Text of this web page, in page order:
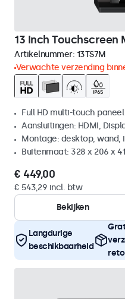
13 Inch Touchscreen
Artikelnummer: 13TS7M
Verwachte verzending
Full HD multi-touch paneel
Aansluitingen: HDMI,
Montage: desktop, wand,
Buitenmaat: 328 x 206 x
€ 449,00
€ 543,29 incl. btw
Bekijken
Langdurige
beschikbaarheid